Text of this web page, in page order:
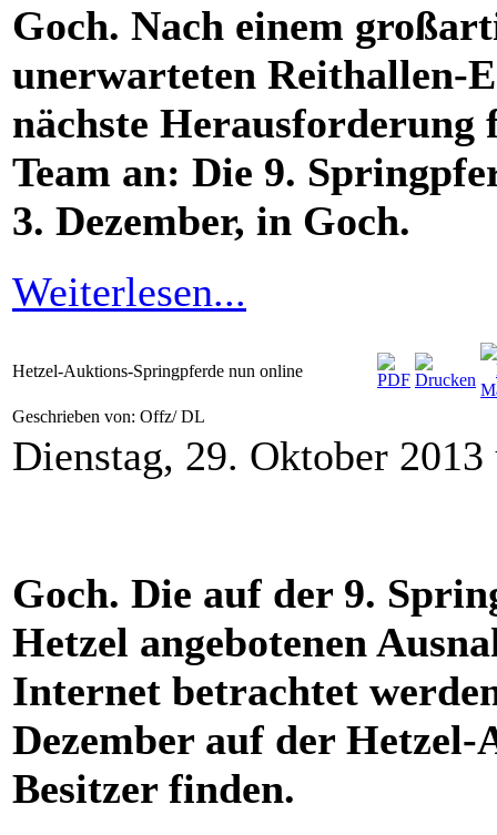
Goch. Nach einem
unerwarteten Reithallen-
nächste
Team an: Die 9.
3. Dezember, in Goch.
Weiterlesen...
Hetzel-Auktions-Springpferde nun online
Geschrieben von: Offz/ DL
Dienstag, 29. Oktober
Goch. Die auf der 9.
Hetzel angebotenen
Internet betrachtet
Dezember auf der Hetzel-
Besitzer finden.